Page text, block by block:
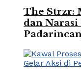
The Strzr:
dan